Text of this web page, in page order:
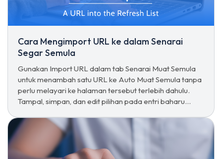
Cara Mengimport URL ke dalam Senarai
Segar Semula
Gunakan Import URL dalam tab Senarai Muat Semula
untuk menambah satu URL ke Auto Muat Semula tanpa
perlu melayari ke halaman tersebut terlebih dahulu.
Tampal, simpan, dan edit pilihan pada entri baharu